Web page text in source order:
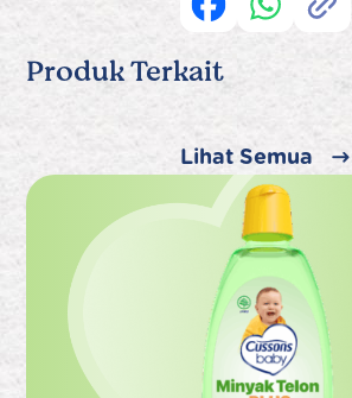
Produk Terkait
Lihat Semua